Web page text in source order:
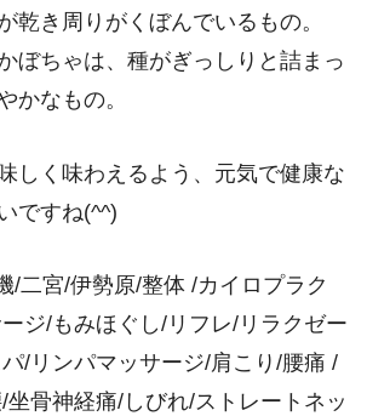
乾き周りがくぼんでいるもの。
ぼちゃは、種がぎっしりと詰まっ
かなもの。
しく味わえるよう、元気で健康な
ですね(^^)
/二宮/伊勢原/整体 /カイロプラク
ジ/もみほぐし/リフレ/リラクゼー
/リンパマッサージ/肩こり/腰痛 /
骨神経痛/しびれ/ストレートネッ